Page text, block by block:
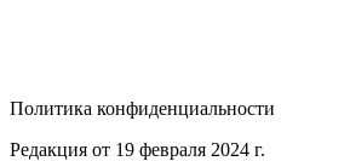
Политика конфиденциальности
Редакция от 19 февраля 2024 г.